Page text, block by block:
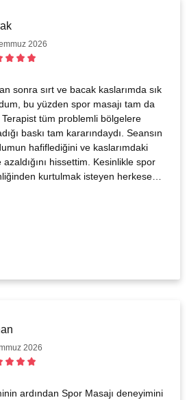
2026
sonra sırt ve bacak kaslarımda sık
bu yüzden spor masajı tam da
Terapist tüm problemli bölgelere
baskı tam kararındaydı. Seansın
hafiflediğini ve kaslarımdaki
hissettim. Kesinlikle spor
kurtulmak isteyen herkese
2026
ardından Spor Masajı deneyimini